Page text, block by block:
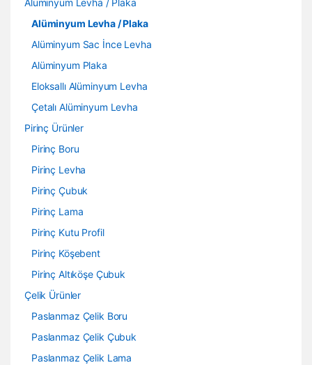
Alüminyum Levha / Plaka
Alüminyum Levha / Plaka
Alüminyum Sac İnce Levha
Alüminyum Plaka
Eloksallı Alüminyum Levha
Çetalı Alüminyum Levha
Pirinç Ürünler
Pirinç Boru
Pirinç Levha
Pirinç Çubuk
Pirinç Lama
Pirinç Kutu Profil
Pirinç Köşebent
Pirinç Altıköşe Çubuk
Çelik Ürünler
Paslanmaz Çelik Boru
Paslanmaz Çelik Çubuk
Paslanmaz Çelik Lama